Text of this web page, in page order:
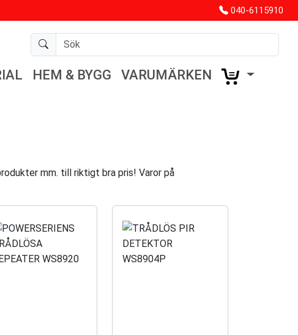
040-6115910
HEM & BYGG VARUMÄRKEN
mm. till riktigt bra pris! Varor på